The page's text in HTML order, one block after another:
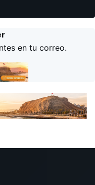
en tu correo.